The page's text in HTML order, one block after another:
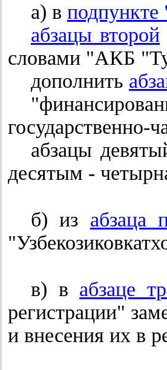
а) в подпункте
абзацы второй
словами "АКБ
дополнить
государственно-
абзацы
десятым -
б) из абзаца
в) в абзаце
регистрации"
и внесения их в